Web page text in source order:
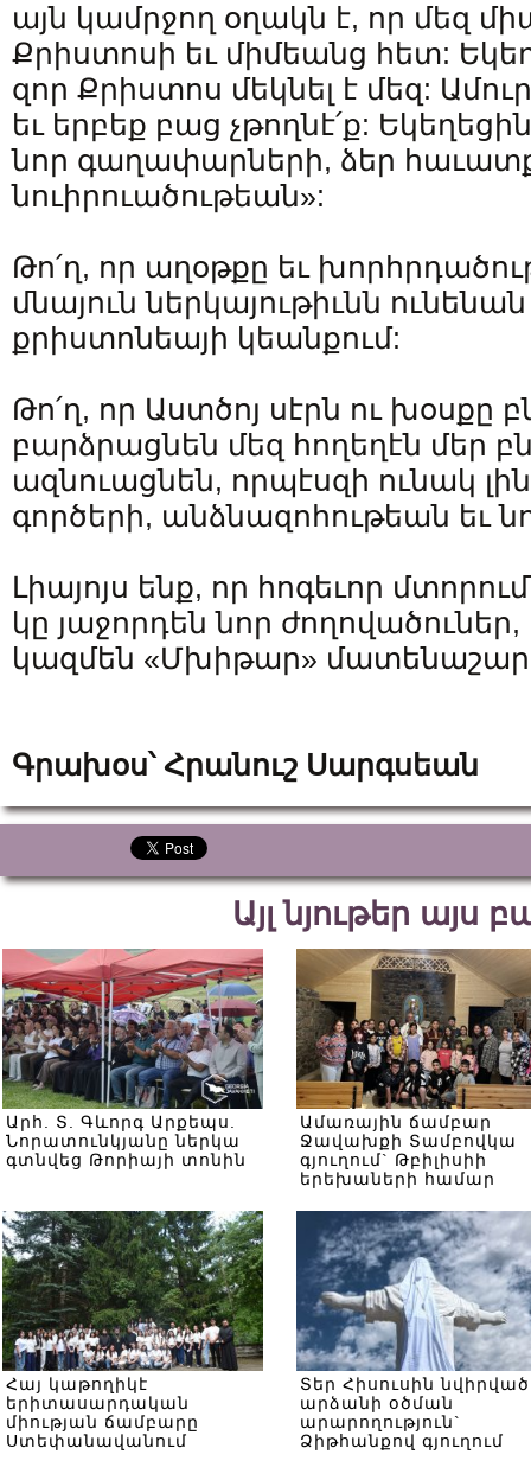
այն կամրջող օղակն է, որ մեզ
Քրիստոսի եւ միմեանց հետ:
զոր Քրիստոս մեկնել է մեզ:
եւ երբեք բաց չթողնէ՛ք:
նոր գաղափարների, ձեր
նուիրուածութեան»:
Թո՛ղ, որ աղօթքը եւ
մնայուն ներկայութիւնն
քրիստոնեայի կեանքում:
Թո՛ղ, որ Աստծոյ սէրն ու խօսքը
բարձրացնեն մեզ հողեղէն մեր
ազնուացնեն, որպէսզի ունակ
գործերի, անձնազոհութեան եւ
Լիայոյս ենք, որ հոգեւոր
կը յաջորդեն նոր
կազմեն «Մխիթար»
Գրախօս՝ Հրանուշ Սարգսեան
Այլ նյութեր այս
Արհ. Տ. Գևորգ Արքեպս.
Նորատունկյանը ներկա
գտնվեց Թորիայի տոնին
Ամառային ճամբար
Ջավախքի Տամբովկա
գյուղում` Թբիլիսիի
երեխաների համար
Հայ կաթողիկէ
երիտասարդական
միության ճամբարը
Ստեփանավանում
Տեր Հիսուսին նվիրված
արձանի օծման
արարողություն`
Ձիթհանքով գյուղում